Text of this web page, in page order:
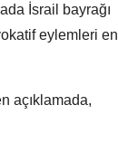
İsrail bayrağı
eylemleri en
açıklamada,